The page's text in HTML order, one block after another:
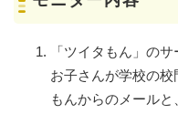
「ツイタもん」の
お子さんが学校の
もんからのメール